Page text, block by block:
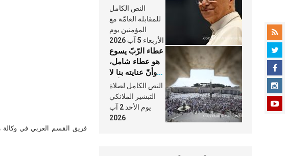
فريق القسم العربي في
وكلّ يوم، هما
النَّفَس في حياة
الكنيسة
النص الكامل
للمقابلة العامّة مع
المؤمنين يوم
الأربعاء 5 آب 2026
عطاء الرّبّ يسوع
هو عطاء شامل،
وأنّ عنايته بنا لا
تغيب عنّا أبدًا
النص الكامل لصلاة
التبشير الملائكي
يوم الأحد 2 آب
2026